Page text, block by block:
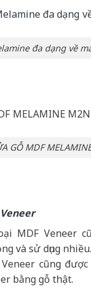
đa dạng về
GỖ MDF
MDF Veneer
và sử dụng
Veneer cũng
bằng gỗ thật.